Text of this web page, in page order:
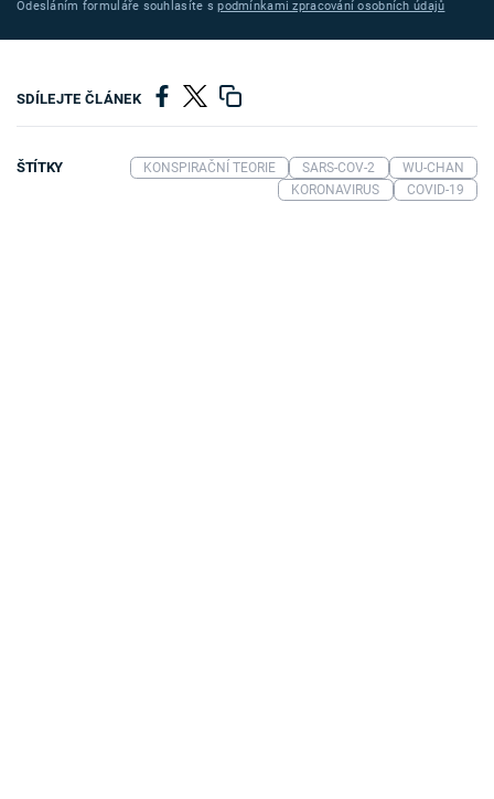
Odesláním formuláře souhlasíte spodmínkami zpracování osobních údajů
SDÍLEJTE ČLÁNEK
ŠTÍTKY KONSPIRAČNÍ TEORIE SARS-COV-2
WU-CHAN
KORONAVIRUS
COVID-19